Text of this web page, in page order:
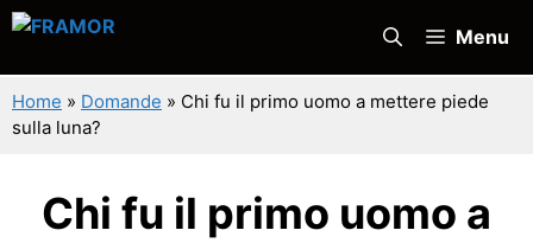
Vai
contenuto
Menu
Home » Domande » Chi fu il primo uomo a mettere piede
sulla luna?
Chi fu il primo uomo a